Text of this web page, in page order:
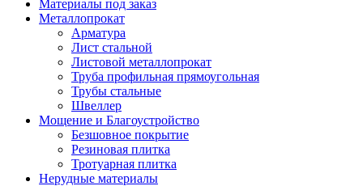
Материалы под заказ
Металлопрокат
Арматура
Лист стальной
Листовой металлопрокат
Труба профильная прямоугольная
Трубы стальные
Швеллер
Мощение и Благоустройство
Безшовное покрытие
Резиновая плитка
Тротуарная плитка
Нерудные материалы